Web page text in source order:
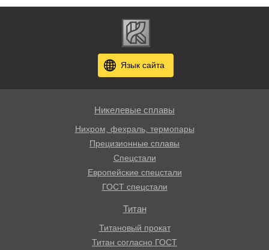
Язык сайта
Никелевые сплавы
Нихром, фехраль, термопары
Прецизионные сплавы
Спецстали
Европейские спецстали
ГОСТ спецстали
Титан
Титановый прокат
Титан согласно ГОСТ